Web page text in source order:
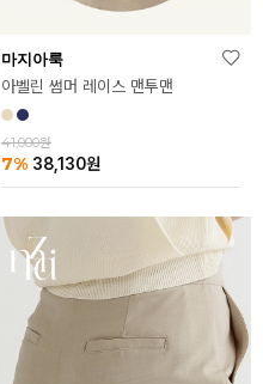
마지아룩
아벨린 썸머 레이스 맨투맨
41,000원
7% 38,130원